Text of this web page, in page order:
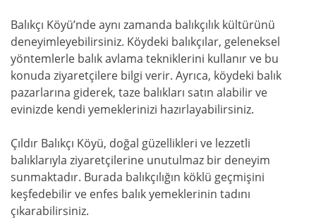
Balıkçı Köyü’nde aynı zamanda balıkçılık kültürünü
deneyimleyebilirsiniz. Köydeki balıkçılar, geleneksel
yöntemlerle balık avlama tekniklerini kullanır ve bu
konuda ziyaretçilere bilgi verir. Ayrıca, köydeki balık
pazarlarına giderek, taze balıkları satın alabilir ve
evinizde kendi yemeklerinizi hazırlayabilirsiniz.
Çıldır Balıkçı Köyü, doğal güzellikleri ve lezzetli
balıklarıyla ziyaretçilerine unutulmaz bir deneyim
sunmaktadır. Burada balıkçılığın köklü geçmişini
keşfedebilir ve enfes balık yemeklerinin tadını
çıkarabilirsiniz.